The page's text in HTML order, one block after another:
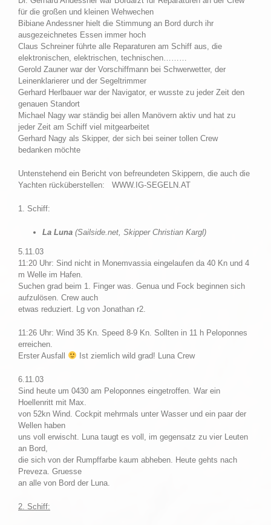
für die großen und kleinen Wehwechen
Bibiane Andessner hielt die Stimmung an Bord durch ihr
ausgezeichnetes Essen immer hoch
Claus Schreiner führte alle Reparaturen am Schiff aus, die
elektronischen, elektrischen, technischen………
Gerold Zauner war der Vorschiffmann bei Schwerwetter, der
Leinenklarierer und der Segeltrimmer
Gerhard Herlbauer war der Navigator, er wusste zu jeder Zeit den
genauen Standort
Michael Nagy war ständig bei allen Manövern aktiv und hat zu
jeder Zeit am Schiff viel mitgearbeitet
Gerhard Nagy als Skipper, der sich bei seiner tollen Crew
bedanken möchte
Untenstehend ein Bericht von befreundeten Skippern, die auch die
Yachten rücküberstellen: WWW.IG-SEGELN.AT
1. Schiff:
La Luna (Sailside.net, Skipper Christian Kargl)
5.11.03
11:20 Uhr: Sind nicht in Monemvassia eingelaufen da 40 Kn und 4
m Welle im Hafen.
Suchen grad beim 1. Finger was. Genua und Fock beginnen sich
aufzulösen. Crew auch
etwas reduziert. Lg von Jonathan r2.
11:26 Uhr: Wind 35 Kn. Speed 8-9 Kn. Sollten in 11 h Peloponnes
erreichen.
Erster Ausfall
Ist ziemlich wild grad! Luna Crew
6.11.03
Sind heute um 0430 am Peloponnes eingetroffen. War ein
Hoellenritt mit Max.
von 52kn Wind. Cockpit mehrmals unter Wasser und ein paar der
Wellen haben
uns voll erwischt. Luna taugt es voll, im gegensatz zu vier Leuten
an Bord,
die sich von der Rumpffarbe kaum abheben. Heute gehts nach
Preveza. Gruesse
an alle von Bord der Luna.
2. Schiff: